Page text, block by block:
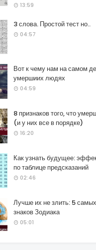
13:59
3 слова. Простой тест но..
04:57
Вот к чему нам на самом
умершиих людях
04:59
8 признаков того, что
(и у них все в порядке)
16:20
Как узнать будущее:
по таблице предсказаний
02:46
Лучше их не злить: 5
знаков Зодиака
05:01